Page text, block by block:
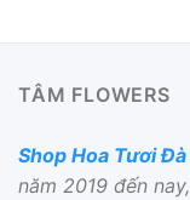
TÂM FLOWERS
Shop Hoa Tươi
năm 2019 đến